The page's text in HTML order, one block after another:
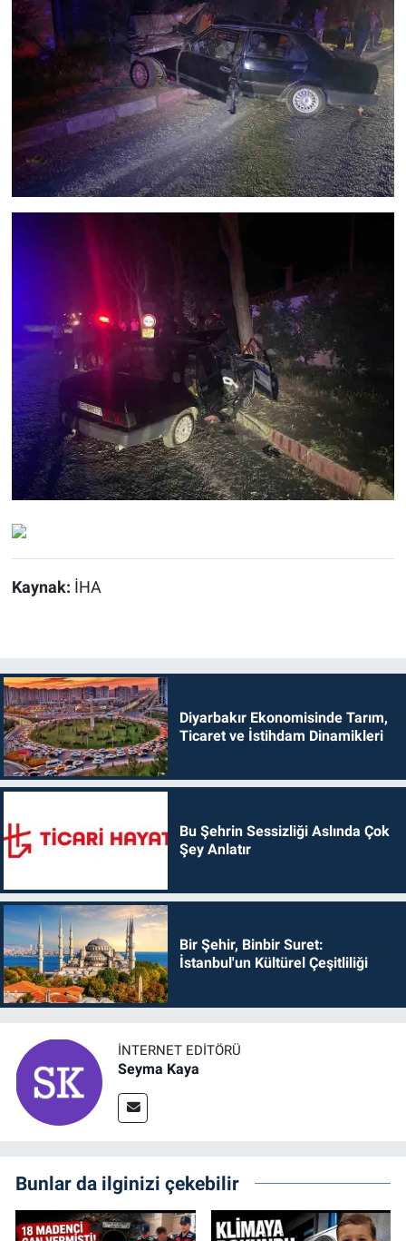
Kaynak: İHA
Diyarbakır Ekonomisinde Tarım,
Ticaret ve İstihdam Dinamikleri
Bu Şehrin Sessizliği Aslında Çok
Şey Anlatır
Bir Şehir, Binbir Suret:
İstanbul'un Kültürel Çeşitliliği
İNTERNET EDITÖRÜ
Seyma Kaya
Bunlar da ilginizi çekebilir